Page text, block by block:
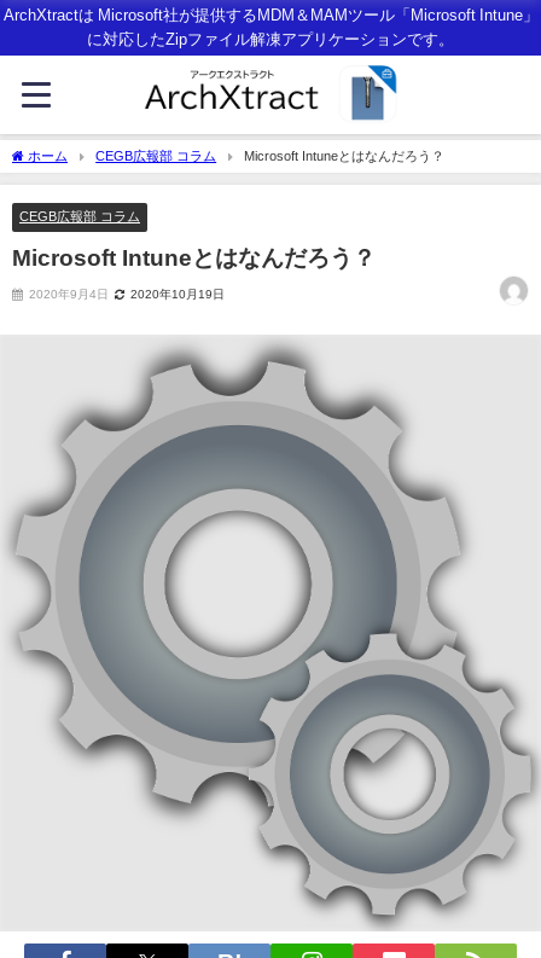
ArchXtractは Microsoft社が提供するMDM＆MAMツール「Microsoft Intune」
に対応したZipファイル解凍アプリケーションです。
ホーム CEGB広報部 コラム Microsoft Intuneとはなんだろう？
CEGB広報部 コラム
Microsoft Intuneとはなんだろう？
2020年9月4日 2020年10月19日